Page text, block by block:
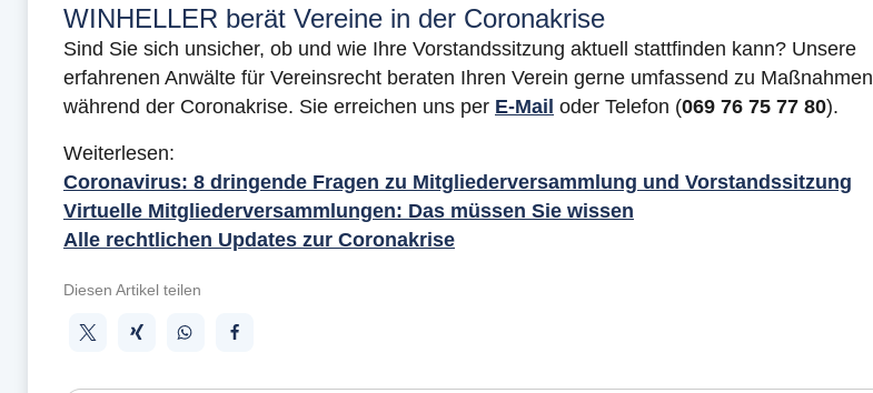
WINHELLER berät Vereine in der Coronakrise
Sind Sie sich unsicher, ob und wie Ihre Vorstandssitzung aktuell stattfinden kann? Unsere
erfahrenen Anwälte für Vereinsrecht beraten Ihren Verein gerne umfassend zu Maßnahmen
während der Coronakrise. Sie erreichen uns per E-Mail oder Telefon (069 76 75 77 80).
Weiterlesen:
Coronavirus: 8 dringende Fragen zu Mitgliederversammlung und Vorstandssitzung
Virtuelle Mitgliederversammlungen: Das müssen Sie wissen
Alle rechtlichen Updates zur Coronakrise
Diesen Artikel teilen